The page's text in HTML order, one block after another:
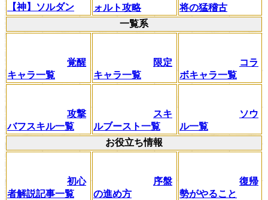
【神】ソルダン
ォルト攻略
将の猛稽古
一覧系
覚醒
キャラ一覧
限定
キャラ一覧
コラ
ボキャラ一覧
攻撃
バフスキル一覧
スキ
ルブースト一覧
ソウ
ル一覧
お役立ち情報
初心
者解説記事一覧
序盤
の進め方
復帰
勢がやること